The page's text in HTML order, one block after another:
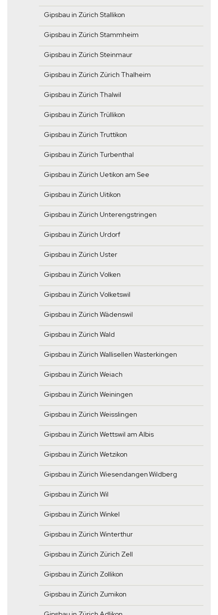
Gipsbau in Zürich Stallikon
Gipsbau in Zürich Stammheim
Gipsbau in Zürich Steinmaur
Gipsbau in Zürich Zürich Thalheim
Gipsbau in Zürich Thalwil
Gipsbau in Zürich Trüllikon
Gipsbau in Zürich Truttikon
Gipsbau in Zürich Turbenthal
Gipsbau in Zürich Uetikon am See
Gipsbau in Zürich Uitikon
Gipsbau in Zürich Unterengstringen
Gipsbau in Zürich Urdorf
Gipsbau in Zürich Uster
Gipsbau in Zürich Volken
Gipsbau in Zürich Volketswil
Gipsbau in Zürich Wädenswil
Gipsbau in Zürich Wald
Gipsbau in Zürich Wallisellen Wasterkingen
Gipsbau in Zürich Weiach
Gipsbau in Zürich Weiningen
Gipsbau in Zürich Weisslingen
Gipsbau in Zürich Wettswil am Albis
Gipsbau in Zürich Wetzikon
Gipsbau in Zürich Wiesendangen Wildberg
Gipsbau in Zürich Wil
Gipsbau in Zürich Winkel
Gipsbau in Zürich Winterthur
Gipsbau in Zürich Zürich Zell
Gipsbau in Zürich Zollikon
Gipsbau in Zürich Zumikon